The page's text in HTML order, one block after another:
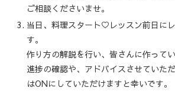
ご相談くださいませ。
当日、料理スタート♡レッスン前日に
す。
作り方の解説を行い、皆さんに作ってい
進捗の確認や、アドバイスさせていた
はONにしていただけますと幸いです。